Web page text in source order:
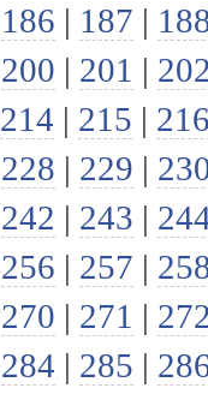
186 | 187 |
200 | 201 |
214 | 215 |
228 | 229 |
242 | 243 |
256 | 257 |
270 | 271 |
284 | 285 |